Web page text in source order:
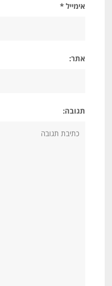
אימייל *
אתר:
תגובה: